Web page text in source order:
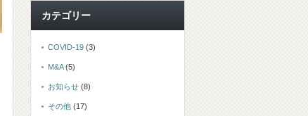
カテゴリー
COVID-19 (3)
M&A(5)
お知らせ (8)
その他 (17)